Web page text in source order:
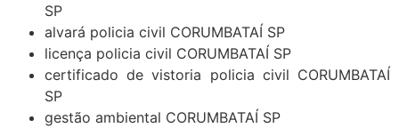
SP
alvará policia civil CORUMBATAÍ SP
licença policia civil CORUMBATAÍ SP
certificado de vistoria policia civil CORUMBATAÍ
SP
gestão ambiental CORUMBATAÍ SP